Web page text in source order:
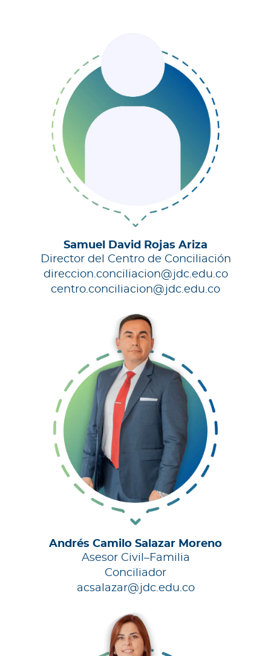
Samuel David Rojas Ariza
Director del Centro de Conciliación
direccion.conciliacion@jdc.edu.co
centro.conciliacion@jdc.edu.co
Andrés Camilo Salazar Moreno
Asesor Civil–Familia
Conciliador
acsalazar@jdc.edu.co